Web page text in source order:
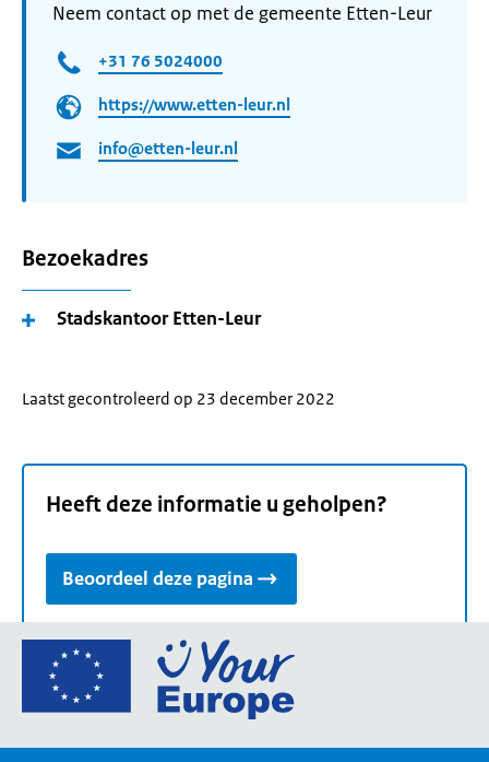
Neem contact op met de gemeente Etten-Leur
+31 76 5024000
https://www.etten-leur.nl
info@etten-leur.nl
Bezoekadres
Stadskantoor Etten-Leur
Laatst gecontroleerd op 23 december 2022
Heeft deze informatie u geholpen?
Beoordeel deze pagina
Ga
de